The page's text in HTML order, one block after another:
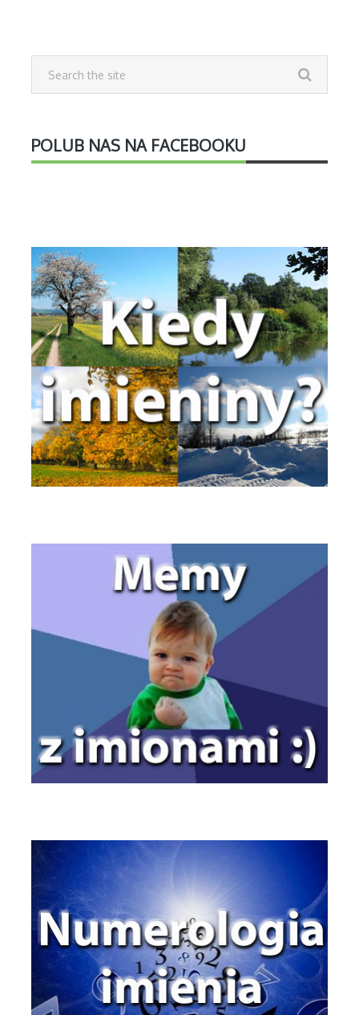
POLUB NAS NA FACEBOOKU